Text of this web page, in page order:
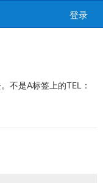
登录
不是A标签上的TEL：